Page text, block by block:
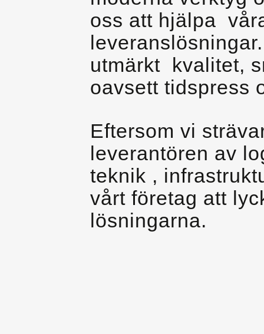
oss att hjälpa
utmärkt kvalitet,
oavsett tidspress
Eftersom vi
leverantören av
teknik ,
vårt företag att
lösningarna.